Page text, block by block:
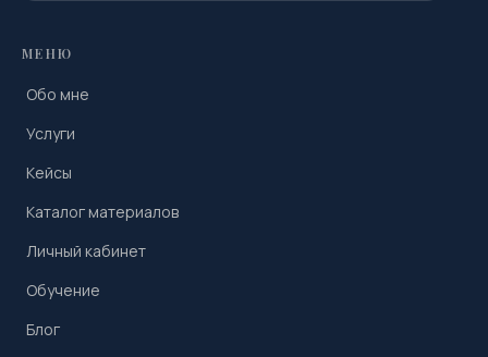
МЕНЮ
Обо мне
Услуги
Кейсы
Каталог материалов
Личный кабинет
Обучение
Блог